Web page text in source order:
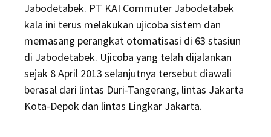
Jabodetabek. PT KAI Commuter Jabodetabek
kala ini terus melakukan ujicoba sistem dan
memasang perangkat otomatisasi di 63 stasiun
di Jabodetabek. Ujicoba yang telah dijalankan
sejak 8 April 2013 selanjutnya tersebut diawali
berasal dari lintas Duri-Tangerang, lintas Jakarta
Kota-Depok dan lintas Lingkar Jakarta.